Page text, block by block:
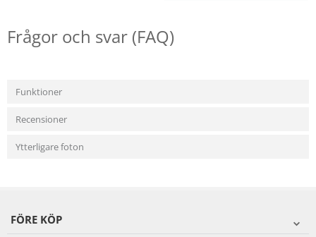
Frågor och svar (FAQ)
Funktioner
Recensioner
Ytterligare foton
FÖRE KÖP